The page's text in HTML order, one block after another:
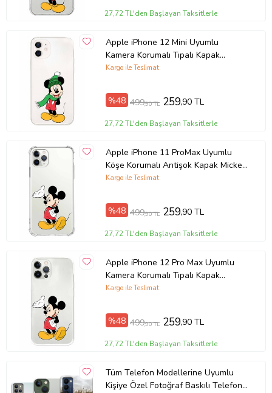
27,72 TL'den Başlayan Taksitlerle
Apple iPhone 12 Mini Uyumlu
Kamera Korumalı Tıpalı Kapak
Mickey Mouse TasarımlıŞeffaf Kılıf
Kargo ile Teslimat
%48 499,90 TL 259,90 TL
27,72 TL'den Başlayan Taksitlerle
Apple iPhone 11 ProMax Uyumlu
Köşe Korumalı Antişok Kapak Mickey
Kargo ile Teslimat
%48 499,90 TL 259,90 TL
27,72 TL'den Başlayan Taksitlerle
Apple iPhone 12 Pro Max Uyumlu
Kamera Korumalı Tıpalı Kapak
Mickey Mouse TasarımlıŞeffaf Kılıf
Kargo ile Teslimat
%48 499,90 TL 259,90 TL
27,72 TL'den Başlayan Taksitlerle
Tüm Telefon Modellerine Uyumlu
Kişiye Özel Fotoğraf Baskılı Telefon